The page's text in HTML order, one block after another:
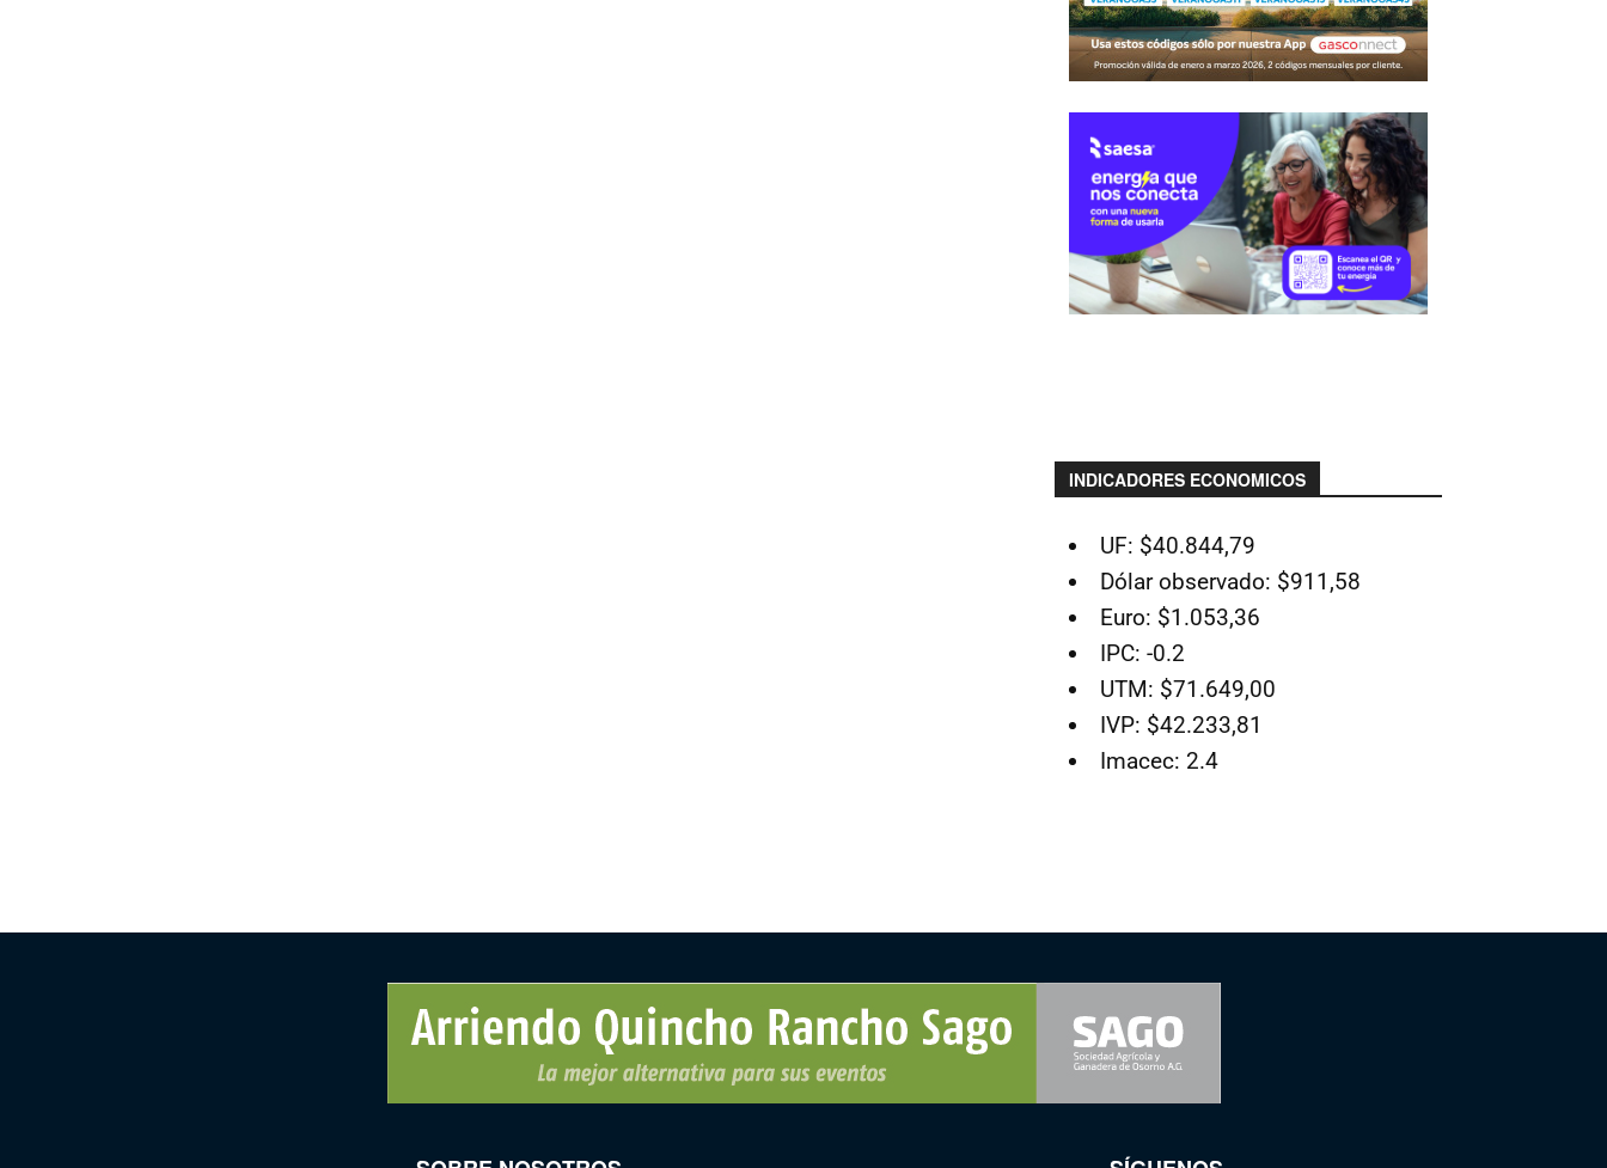
INDICADORES ECONOMICOS
UF: $40.844,79
Dólar observado: $911,58
Euro: $1.053,36
IPC: -0.2
UTM: $71.649,00
IVP: $42.233,81
Imacec: 2.4